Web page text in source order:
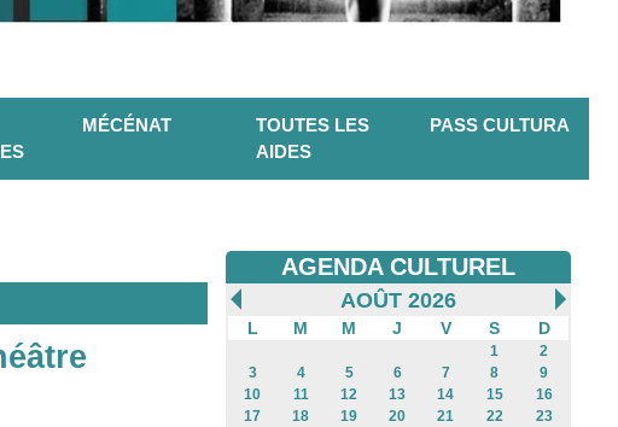
MÉCÉNAT
TOUTES LES
AIDES
PASS CULTURA
AGENDA CULTUREL
AOÛT 2026
L M M J V S D
1
2
3
4 5 6 7 8
9
10
11 12 13 14 15
16
17
18 19 20 21 22
23